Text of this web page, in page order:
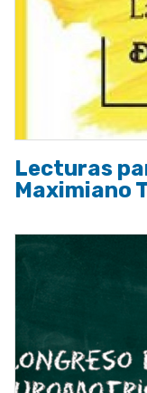
Lecturas
Maximiano